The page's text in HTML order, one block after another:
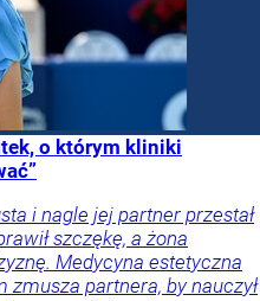
o którym kliniki
i nagle jej partner przestał
szczękę, a żona
Medycyna estetyczna
partnera, by nauczył